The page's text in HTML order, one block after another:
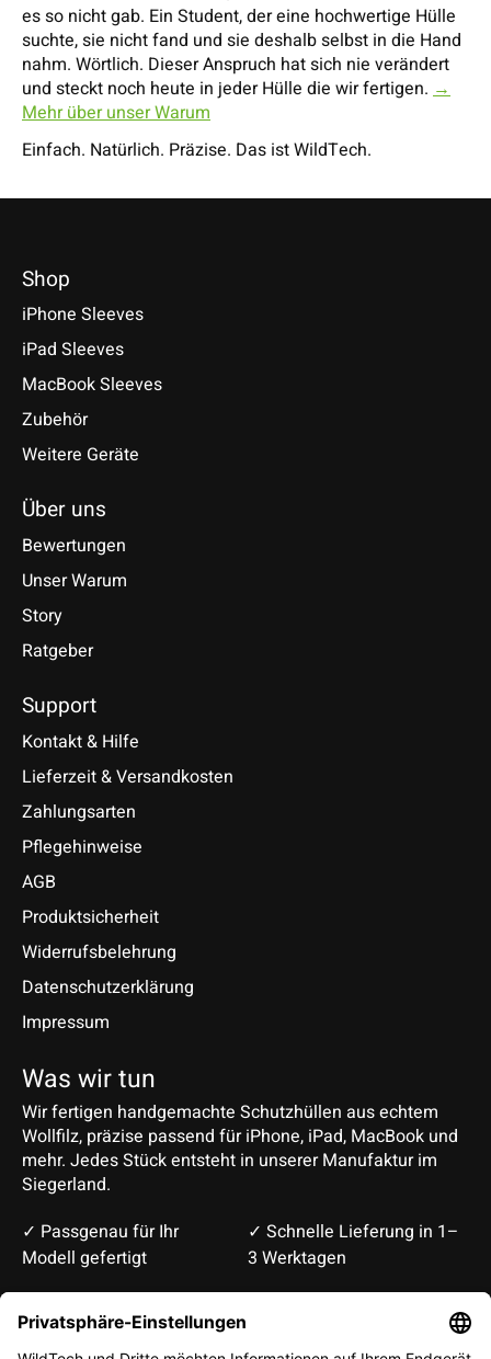
es so nicht gab. Ein Student, der eine hochwertige Hülle
suchte, sie nicht fand und sie deshalb selbst in die Hand
nahm. Wörtlich. Dieser Anspruch hat sich nie verändert
und steckt noch heute in jeder Hülle die wir fertigen. →
Mehr über unser Warum
Einfach. Natürlich. Präzise. Das ist WildTech.
Shop
iPhone Sleeves
iPad Sleeves
MacBook Sleeves
Zubehör
Weitere Geräte
Über uns
Bewertungen
Unser Warum
Story
Ratgeber
Support
Kontakt & Hilfe
Lieferzeit & Versandkosten
Zahlungsarten
Pflegehinweise
AGB
Produktsicherheit
Widerrufsbelehrung
Datenschutzerklärung
Impressum
Was wir tun
Wir fertigen handgemachte Schutzhüllen aus echtem
Wollfilz, präzise passend für iPhone, iPad, MacBook und
mehr. Jedes Stück entsteht in unserer Manufaktur im
Siegerland.
✓ Passgenau für Ihr
Modell gefertigt
✓ Schnelle Lieferung in 1–
3 Werktagen
English